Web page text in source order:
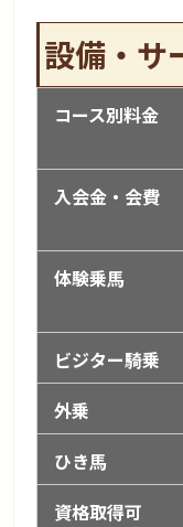
設備・サ
コース別料金
入会金・会費
体験乗馬
ビジター騎乗
外乗
ひき馬
資格取得可